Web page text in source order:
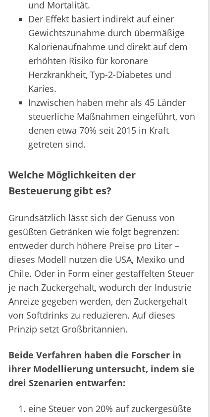
und Mortalität.
Der Effekt basiert indirekt auf einer
Gewichtszunahme durch übermäßige
Kalorienaufnahme und direkt auf dem
erhöhten Risiko für koronare
Herzkrankheit, Typ-2-Diabetes und
Karies.
Inzwischen haben mehr als 45 Länder
steuerliche Maßnahmen eingeführt, von
denen etwa 70% seit 2015 in Kraft
getreten sind.
Welche Möglichkeiten der
Besteuerung gibt es?
Grundsätzlich lässt sich der Genuss von
gesüßten Getränken wie folgt begrenzen:
entweder durch höhere Preise pro Liter –
dieses Modell nutzen die USA, Mexiko und
Chile. Oder in Form einer gestaffelten Steuer
je nach Zuckergehalt, wodurch der Industrie
Anreize gegeben werden, den Zuckergehalt
von Softdrinks zu reduzieren. Auf dieses
Prinzip setzt Großbritannien.
Beide Verfahren haben die Forscher in
ihrer Modellierung untersucht, indem sie
drei Szenarien entwarfen:
eine Steuer von 20% auf zuckergesüßte